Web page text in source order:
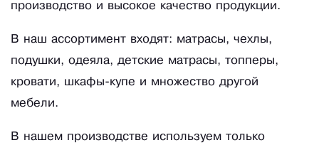
производство и высокое качество продукции.
В наш ассортимент входят: матрасы, чехлы,
подушки, одеяла, детские матрасы, топперы,
кровати, шкафы-купе и множество другой
мебели.
В нашем производстве используем только